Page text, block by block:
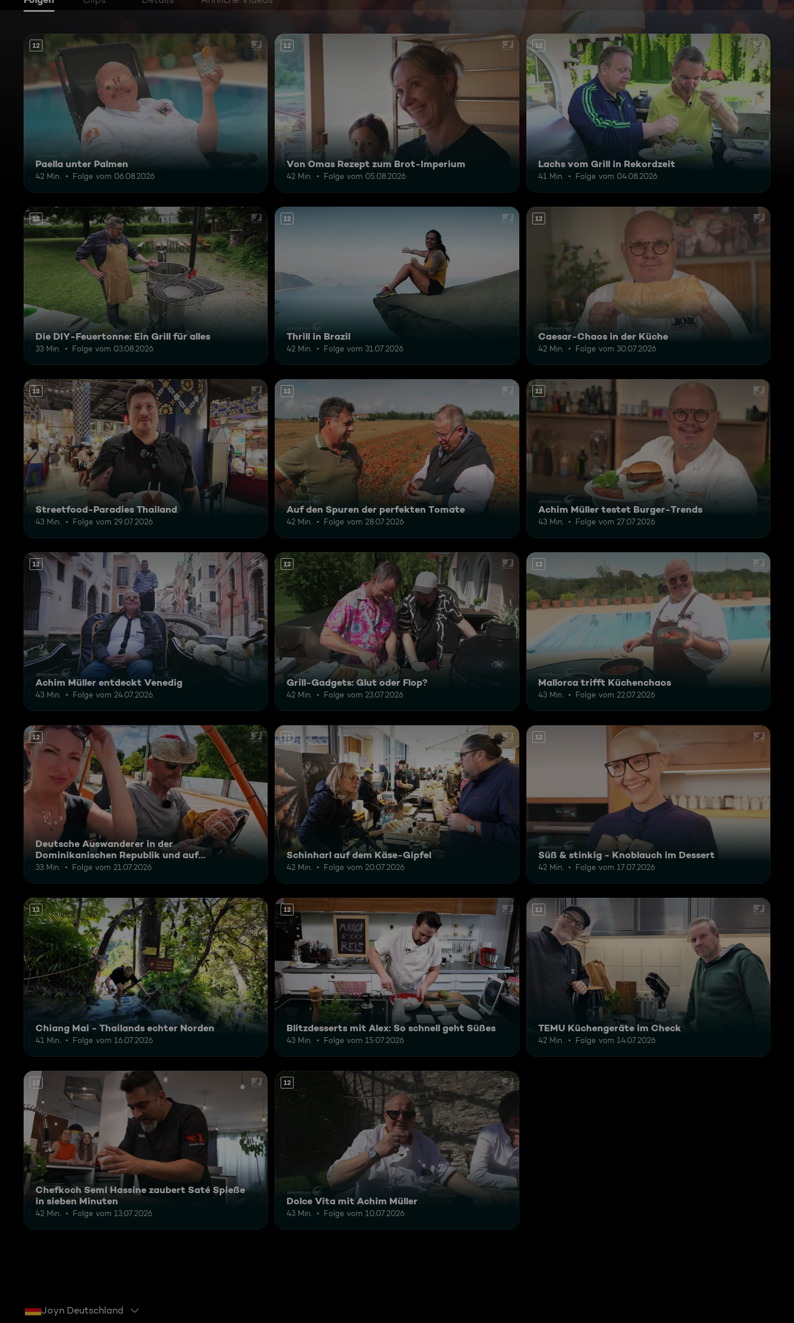
12
Paella unter Palmen
42 Min. Folge vom 06.08.2026
12
Von Omas Rezept zum Brot-Imperium
42 Min. Folge vom 05.08.2026
12
Lachs vom Grill in Rekordzeit
41 Min. Folge vom 04.08.2026
12
Die DIY-Feuertonne: Ein Grill für alles
33 Min. Folge vom 03.08.2026
12
Thrill in Brazil
42 Min. Folge vom 31.07.2026
12
Caesar-Chaos in der Küche
42 Min. Folge vom 30.07.2026
12
Streetfood-Paradies Thailand
43 Min. Folge vom 29.07.2026
12
Auf den Spuren der perfekten Tomate
42 Min. Folge vom 28.07.2026
12
Achim Müller testet Burger-Trends
43 Min. Folge vom 27.07.2026
12
Achim Müller entdeckt Venedig
43 Min. Folge vom 24.07.2026
12
Grill-Gadgets: Glut oder Flop?
42 Min. Folge vom 23.07.2026
12
Mallorca trifft Küchenchaos
43 Min. Folge vom 22.07.2026
12
Deutsche Auswanderer in der
Dominikanischen Republik und auf
Madagaskar
33 Min. Folge vom 21.07.2026
12
Schinharl auf dem Käse-Gipfel
42 Min. Folge vom 20.07.2026
12
Süß & stinkig - Knoblauch im Dessert
42 Min. Folge vom 17.07.2026
12
Chiang Mai - Thailands echter Norden
41 Min. Folge vom 16.07.2026
12
Blitzdesserts mit Alex: So schnell geht Süßes
43 Min. Folge vom 15.07.2026
12
TEMU Küchengeräte im Check
42 Min. Folge vom 14.07.2026
12
Chefkoch Semi Hassine zaubert Saté Spieße
in sieben Minuten
42 Min. Folge vom 13.07.2026
12
Dolce Vita mit Achim Müller
43 Min. Folge vom 10.07.2026
Joyn Deutschland